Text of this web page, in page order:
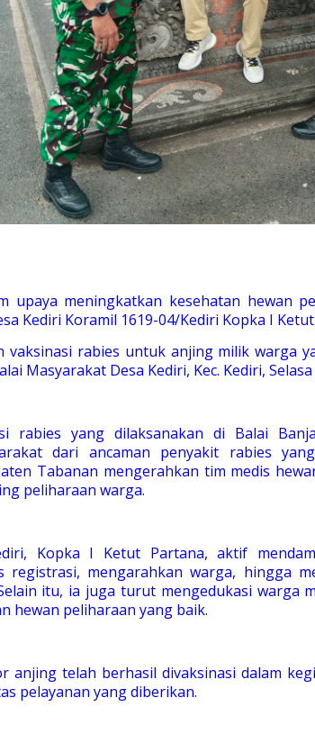
upaya meningkatkan kesehatan hewan
Kediri Koramil 1619-04/Kediri Kopka I
vaksinasi rabies untuk anjing milik warga
Masyarakat Desa Kediri, Kec. Kediri,
rabies yang dilaksanakan di Balai
dari ancaman penyakit rabies
Tabanan mengerahkan tim medis
peliharaan warga.
Kopka I Ketut Partana, aktif
registrasi, mengarahkan warga, hingga
itu, ia juga turut mengedukasi warga
hewan peliharaan yang baik.
anjing telah berhasil divaksinasi dalam
pelayanan yang diberikan.